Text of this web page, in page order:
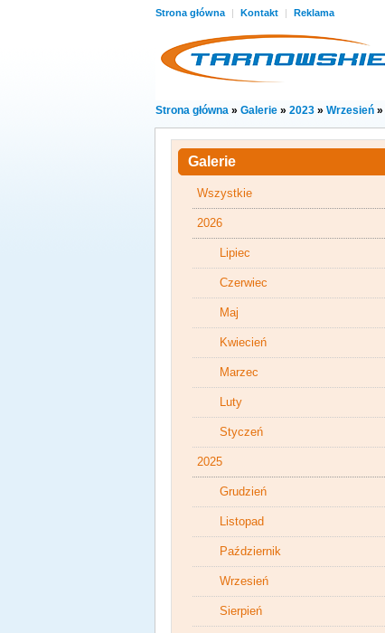
Strona główna | Kontakt | Reklama
Strona główna » Galerie » 2023 » Wrzesień »
Galerie
Wszystkie
2026
Lipiec
Czerwiec
Maj
Kwiecień
Marzec
Luty
Styczeń
2025
Grudzień
Listopad
Październik
Wrzesień
Sierpień